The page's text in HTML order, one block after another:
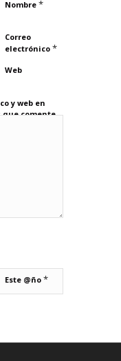
Nombre *
Correo
electrónico *
Web
y web en
comente.
Este @ño *